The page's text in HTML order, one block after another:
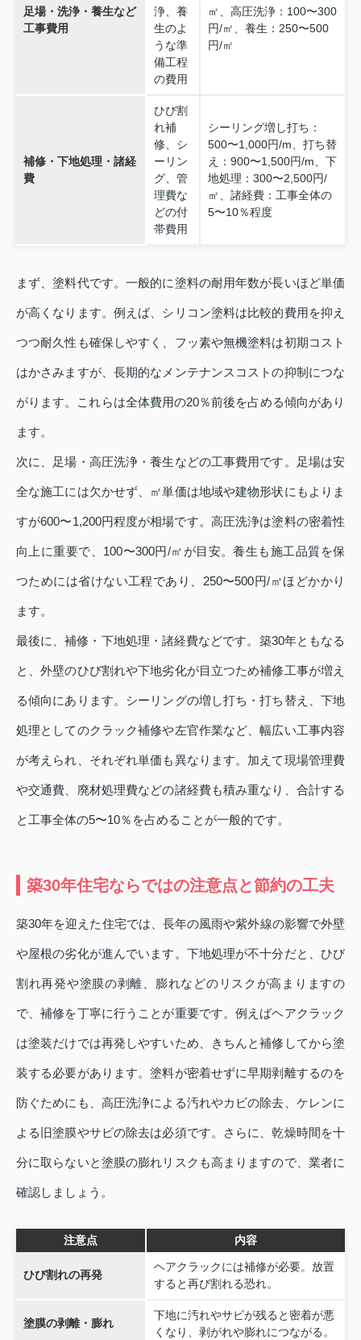
足場・洗浄・養生など
工事費用
浄、養
生のよ
うな準
備工程
の費用
㎡、高圧洗浄：100〜300
円/㎡、養生：250〜500
円/㎡
補修・下地処理・諸経
費
ひび割
れ補
修、シ
ーリン
グ、管
理費な
どの付
帯費用
シーリング増し打ち：
500〜1,000円/m、打ち替
え：900〜1,500円/m、下
地処理：300〜2,500円/
㎡、諸経費：工事全体の
5〜10％程度
まず、塗料代です。一般的に塗料の耐用年数が長いほど単価
が高くなります。例えば、シリコン塗料は比較的費用を抑え
つつ耐久性も確保しやすく、フッ素や無機塗料は初期コスト
はかさみますが、長期的なメンテナンスコストの抑制につな
がります。これらは全体費用の20％前後を占める傾向があり
ます。
次に、足場・高圧洗浄・養生などの工事費用です。足場は安
全な施工には欠かせず、㎡単価は地域や建物形状にもよりま
すが600〜1,200円程度が相場です。高圧洗浄は塗料の密着性
向上に重要で、100〜300円/㎡が目安。養生も施工品質を保
つためには省けない工程であり、250〜500円/㎡ほどかかり
ます。
最後に、補修・下地処理・諸経費などです。築30年ともなる
と、外壁のひび割れや下地劣化が目立つため補修工事が増え
る傾向にあります。シーリングの増し打ち・打ち替え、下地
処理としてのクラック補修や左官作業など、幅広い工事内容
が考えられ、それぞれ単価も異なります。加えて現場管理費
や交通費、廃材処理費などの諸経費も積み重なり、合計する
と工事全体の5〜10％を占めることが一般的です。
築30年住宅ならではの注意点と節約の工夫
築30年を迎えた住宅では、長年の風雨や紫外線の影響で外壁
や屋根の劣化が進んでいます。下地処理が不十分だと、ひび
割れ再発や塗膜の剥離、膨れなどのリスクが高まりますの
で、補修を丁寧に行うことが重要です。例えばヘアクラック
は塗装だけでは再発しやすいため、きちんと補修してから塗
装する必要があります。塗料が密着せずに早期剥離するのを
防ぐためにも、高圧洗浄による汚れやカビの除去、ケレンに
よる旧塗膜やサビの除去は必須です。さらに、乾燥時間を十
分に取らないと塗膜の膨れリスクも高まりますので、業者に
確認しましょう。
注意点 内容
ひび割れの再発
ヘアクラックには補修が必要。放置
すると再び割れる恐れ。
塗膜の剥離・膨れ
下地に汚れやサビが残ると密着が悪
くなり、剥がれや膨れにつながる。